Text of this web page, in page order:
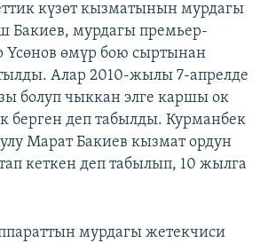
күзөт кызматынын мурдагы
мурдагы премьер-
Үсөнов өмүр бою сыртынан
Алар 2010-жылы 7-апрелде
болуп чыккан элге каршы ок
берген деп табылды. Курманбек
Марат Бакиев кызмат ордун
кеткен деп табылып, 10 жылга
мурдагы жетекчиси